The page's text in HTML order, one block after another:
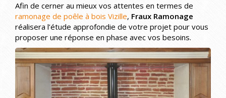
Afin de cerner au mieux vos attentes en termes de
ramonage de poêle à bois Vizille, Fraux Ramonage
réalisera l’étude approfondie de votre projet pour vous
proposer une réponse en phase avec vos besoins.